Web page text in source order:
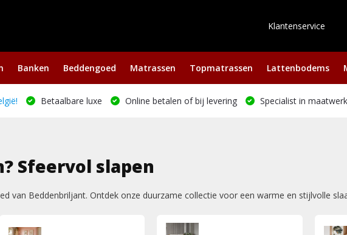
Klantenservice
Banken Beddengoed Matrassen Topmatrassen Lattenbodems
Betaalbare luxe Online betalen of bij levering Specialist in maatwerk
Sfeervol slapen
van Beddenbriljant. Ontdek onze duurzame collectie voor een warme en stijlvolle